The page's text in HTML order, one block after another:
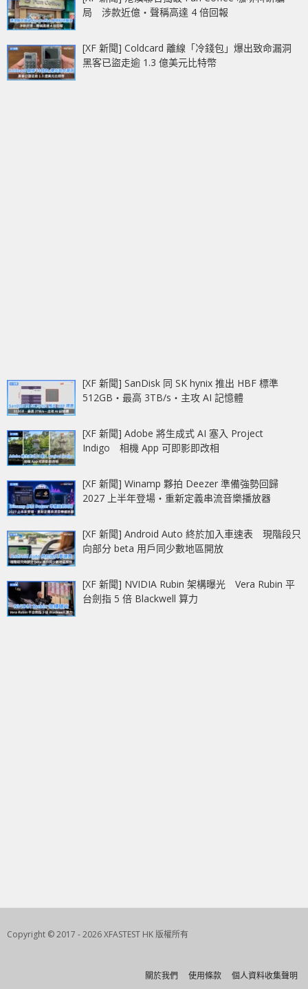
局 涉款近億‧聲稱高達 4 倍回報
[XF 新聞] Coldcard 離線「冷錢包」爆出致命漏洞
黑客已盜走逾 1.3 億美元比特幣
[XF 新聞] SanDisk 同 SK hynix 推出 HBF 標準
512GB‧最高 3TB/s‧主攻 AI 記憶體
[XF 新聞] Adobe 將生成式 AI 塞入 Project
Indigo 相機 App 可即影即改相
[XF 新聞] Winamp 夥拍 Deezer 準備強勢回歸
2027 上半年登場‧重新定義串流音樂播放器
[XF 新聞] Android Auto 終於加入車速表 現階段只
向部分 beta 用戶同少數地區開放
[XF 新聞] NVIDIA Rubin 架構曝光 Vera Rubin 平
台劍指 5 倍 Blackwell 算力
Copyright © 2017 - 2026 XFASTEST HK 版權所有
關於我們 使用條款 個人資料收集聲明